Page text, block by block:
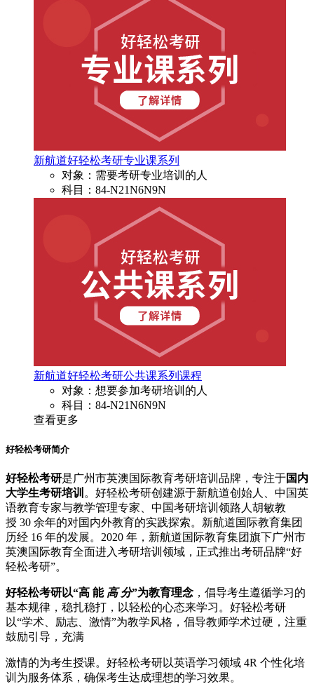
新航道好轻松考研专业课系列
对象：需要考研专业培训的人
科目：84-N21N6N9N
新航道好轻松考研公共课系列课程
对象：想要参加考研培训的人
科目：84-N21N6N9N
查看更多
好轻松考研简介
好轻松考研是广州市英澳国际教育考研培训品牌，专注于国内
大学生考研培训 。好轻松考研创建源于新航道创始人、中国英
语教育专家与教学管理专家、中国考研培训领路人胡敏教
授 30 余年的对国内外教育的实践探索。 新航道国际教育集团
历经 16 年的发展。 2020 年，新航道国际教育集团旗下广州市
英澳国际教育全面进入考研培训领域，正式推出考研品牌“好
轻松考研”。
好轻松考研以“高 能 高 分”为教育理念 ，倡导考生遵循学习的
基本规律，稳扎稳打，以轻松的心态来学习。好轻松考研
以“学术、励志、激情”为教学风格，倡导教师学术过硬，注重
鼓励引导，充满
激情的为考生授课。好轻松考研以英语学习领域 4R 个性化培
训为服务体系，确保考生达成理想的学习效果。